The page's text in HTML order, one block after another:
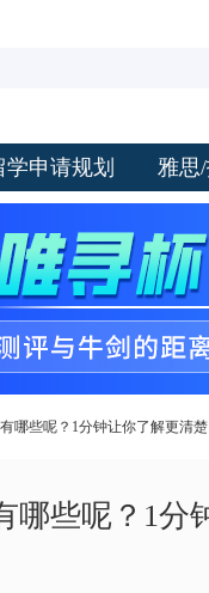
学申请规划 雅思
哪些呢？1分钟让你了解更清楚
哪些呢？1分